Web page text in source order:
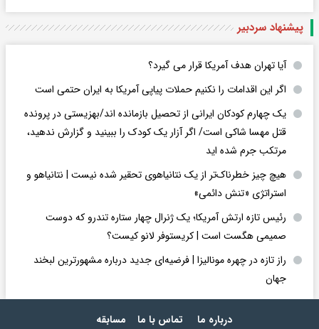
پیشنهاد سردبیر
آیا تهران هدف آمریکا قرار می گیرد؟
اگر این اقدامات را نکنیم حملات پیاپی آمریکا به ایران حتمی است
یک چهارم کودکان ایرانی از تحصیل بازمانده اند/بهزیستی در پرونده
قتل مهسا شاکی است/ اگر آزار یک کودک را ببینید و گزارش ندهید،
مرتکب جرم شده اید
هیچ چیز خطرناک‌تر از یک نتانیاهوی تحقیر شده نیست | نتانیاهو و
استراتژی «تنش دائمی»
رئیس تازه ارتش آمریکا؛ یک ژنرال چهار ستاره تندرو که دوست
صمیمی هگست است | کریستوفر لانو کیست؟
راز تازه در چهره مونالیزا | فرضیه‌ای جدید درباره مشهورترین لبخند
جهان
درباره ما تماس با ما مسابقه